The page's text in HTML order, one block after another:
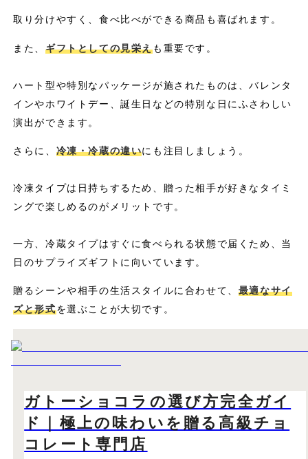
取り分けやすく、食べ比べができる商品も喜ばれます。
また、 ギフトとしての見栄えも重要です。
ハート型や特別なパッケージが施されたものは、バレンタ
インやホワイトデー、誕生日などの特別な日にふさわしい
演出ができます。
さらに、 冷凍・冷蔵の違いにも注目しましょう。
冷凍タイプは日持ちするため、贈った相手が好きなタイミ
ングで楽しめるのがメリットです。
一方、冷蔵タイプはすぐに食べられる状態で届くため、当
日のサプライズギフトに向いています。
贈るシーンや相手の生活スタイルに合わせて、 最適なサイ
ズと形式を選ぶことが大切です。
ガトーショコラの選び方完全ガイ
ド｜極上の味わいを贈る高級チョ
コレート専門店